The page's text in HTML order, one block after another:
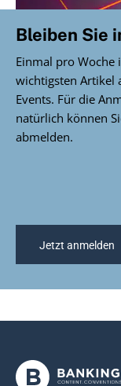
Bleiben Sie
Einmal pro
wichtigsten Artikel
Events. Für die
natürlich können
abmelden.
Jetzt anmelden